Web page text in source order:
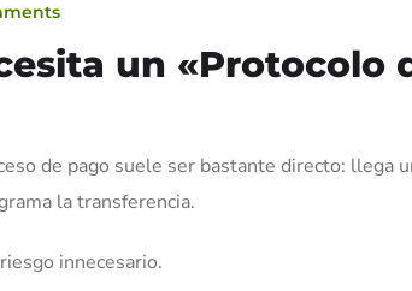
un «Protocolo
de pago suele ser bastante directo: llega
la transferencia.
innecesario.